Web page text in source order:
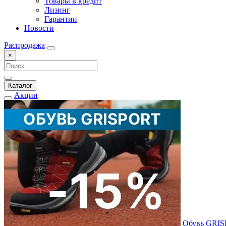
Лизинг
Гарантии
Новости
Распродажа
×
Каталог
Акции
Обувь